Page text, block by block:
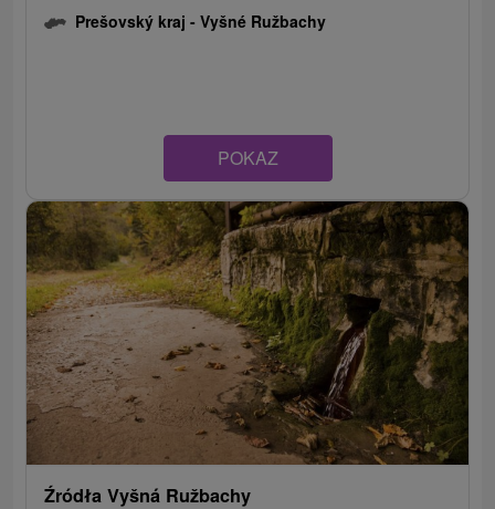
Prešovský kraj -Vyšné Ružbachy
POKAZ
Źródła Vyšná Ružbachy